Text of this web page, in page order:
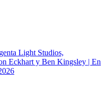
Light Studios,
Eckhart y Ben Kingsley | En